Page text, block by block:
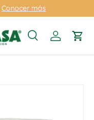
Conocer más
BuscarIniciar